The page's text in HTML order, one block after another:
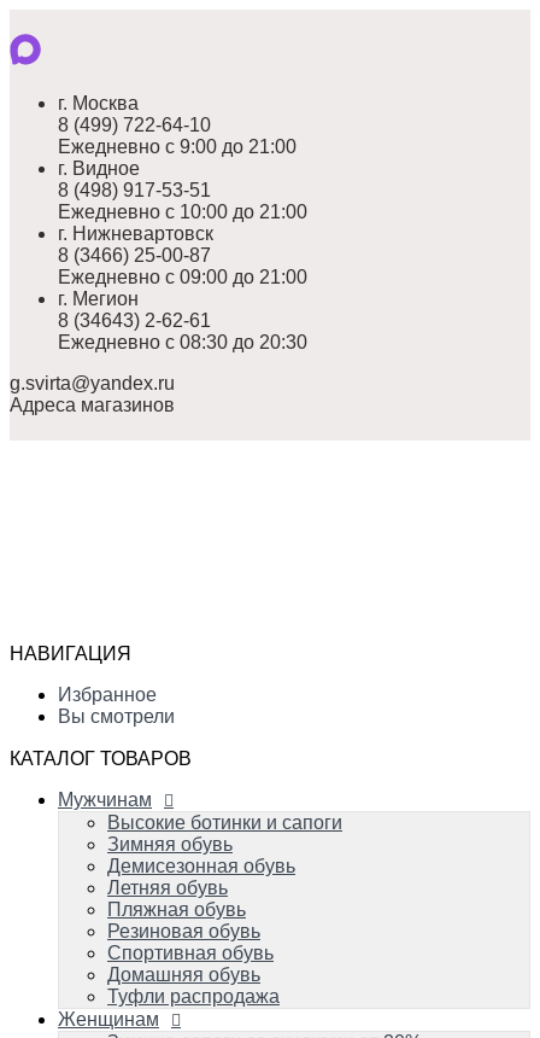
г. Москва
8 (499) 722-64-10
Ежедневно с 9:00 до 21:00
г. Видное
8 (498) 917-53-51
Ежедневно с 10:00 до 21:00
г. Нижневартовск
8 (3466) 25-00-87
Ежедневно с 09:00 до 21:00
г. Мегион
8 (34643) 2-62-61
Ежедневно с 08:30 до 20:30
g.svirta@yandex.ru
Адреса магазинов
Летняя обувь
Пляжная обувь
Резиновая обувь
Спортивная обувь
Домашняя обувь
Туфли распродажа
Зимние сапоги со скидками от 20%
Зимняя обувь
Демисезонная обувь
Летняя обувь
Вечерняя и свадебная обувь
Пляжная обувь
Резиновая обувь
Домашняя обувь
Спортивная обувь
Детям
Успейте купить!
НАВИГАЦИЯ
Избранное
Вы смотрели
КАТАЛОГ ТОВАРОВ
Мужчинам
Высокие ботинки и сапоги
Зимняя обувь
Демисезонная обувь
Летняя обувь
Пляжная обувь
Резиновая обувь
Спортивная обувь
Домашняя обувь
Туфли распродажа
Женщинам